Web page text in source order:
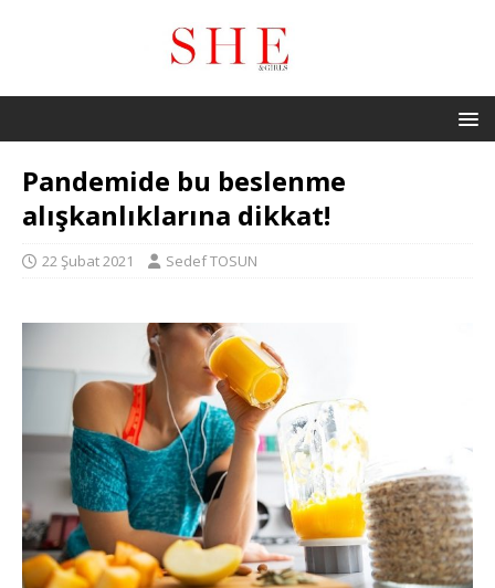
Pandemide bu beslenme
alışkanlıklarına dikkat!
22 Şubat 2021 Sedef TOSUN